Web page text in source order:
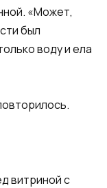
«Может,
был
воду и ела
витриной с